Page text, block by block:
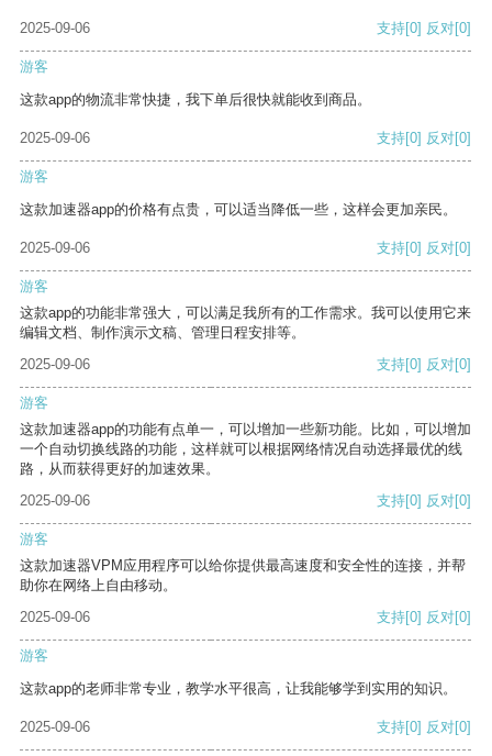
2025-09-06 支持[0] 反对[0]
游客
这款app的物流非常快捷，我下单后很快就能收到商品。
2025-09-06 支持[0] 反对[0]
游客
这款加速器app的价格有点贵，可以适当降低一些，这样会更加亲民。
2025-09-06 支持[0] 反对[0]
游客
这款app的功能非常强大，可以满足我所有的工作需求。我可以使用它来
编辑文档、制作演示文稿、管理日程安排等。
2025-09-06
支持[0] 反对[0]
游客
这款加速器app的功能有点单一，可以增加一些新功能。比如，可以增加
一个自动切换线路的功能，这样就可以根据网络情况自动选择最优的线
路，从而获得更好的加速效果。
2025-09-06
支持[0] 反对[0]
游客
这款加速器VPM应用程序可以给你提供最高速度和安全性的连接，并帮
助你在网络上自由移动。
2025-09-06
支持[0] 反对[0]
游客
这款app的老师非常专业，教学水平很高，让我能够学到实用的知识。
2025-09-06 支持[0] 反对[0]